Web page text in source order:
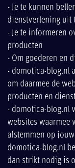
- Je te kunnen
dienstverlening uit
- Je te informeren
producten
- Om goederen en
- domotica-blog.nl
om daarmee de
producten en
- domotica-blog.nl
websites waarmee
afstemmen op
domotica-blog.nl
dan strikt nodig is